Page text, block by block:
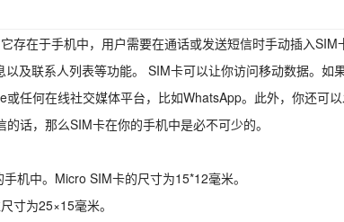
存在于手机中，用户需要在通话或发送短信时手动插入
及联系人列表等功能。 SIM卡可以让你访问移动数据。如
任何在线社交媒体平台，比如WhatsApp。此外，你还可
话，那么SIM卡在你的手机中是必不可少的。
机中。Micro SIM卡的尺寸为15*12毫米。
寸为25×15毫米。